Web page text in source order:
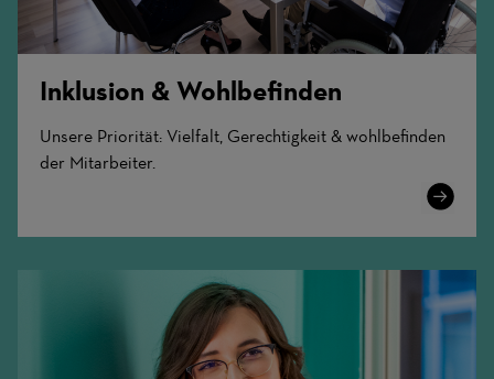
Inklusion & Wohlbefinden
Unsere Priorität: Vielfalt, Gerechtigkeit & wohlbefinden
der Mitarbeiter.
Learn